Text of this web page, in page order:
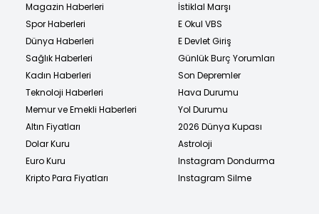
Magazin Haberleri
Spor Haberleri
Dünya Haberleri
Sağlık Haberleri
Kadın Haberleri
Teknoloji Haberleri
Memur ve Emekli Haberleri
Altın Fiyatları
Dolar Kuru
Euro Kuru
Kripto Para Fiyatları
İstiklal Marşı
E Okul VBS
E Devlet Giriş
Günlük Burç Yorumları
Son Depremler
Hava Durumu
Yol Durumu
2026 Dünya Kupası
Astroloji
Instagram Dondurma
Instagram Silme